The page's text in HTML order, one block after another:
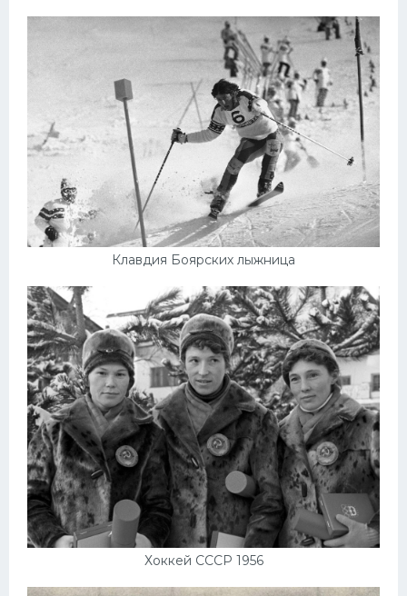
Клавдия Боярских лыжница
Хоккей СССР 1956